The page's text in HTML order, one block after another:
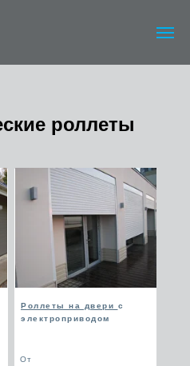
роллеты
От
Роллеты на двери с
электроприводом